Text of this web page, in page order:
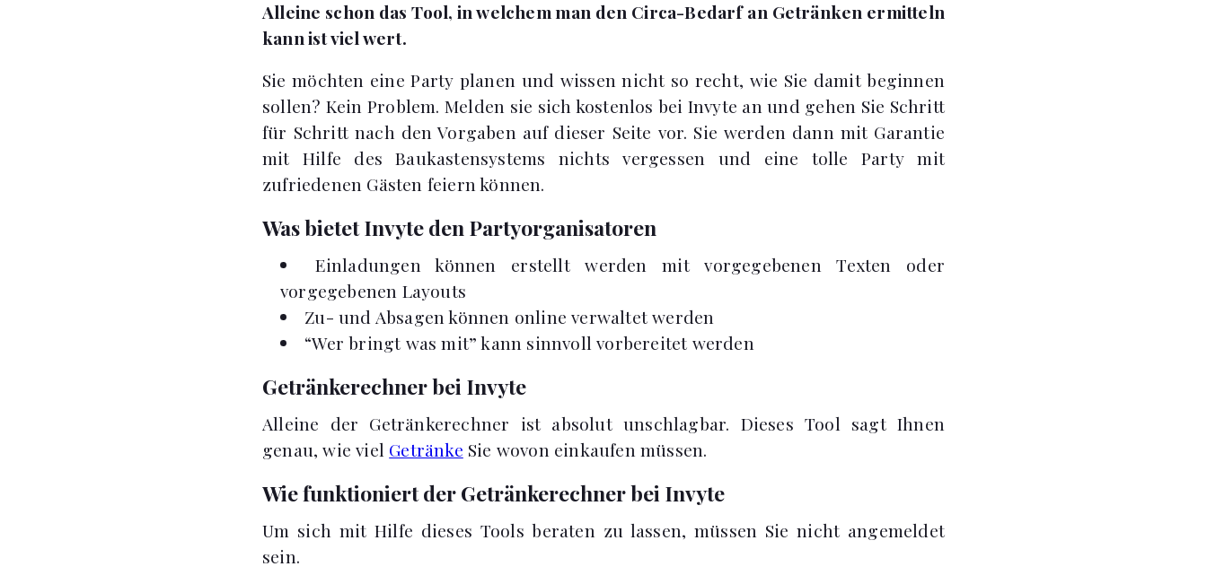
Alleine schon das Tool, in welchem man den Circa-Bedarf an Getränken ermitteln
kann ist viel wert.
Sie möchten eine Party planen und wissen nicht so recht, wie Sie damit beginnen
sollen? Kein Problem. Melden sie sich kostenlos bei Invyte an und gehen Sie Schritt
für Schritt nach den Vorgaben auf dieser Seite vor. Sie werden dann mit Garantie
mit Hilfe des Baukastensystems nichts vergessen und eine tolle Party mit
zufriedenen Gästen feiern können.
Was bietet Invyte den Partyorganisatoren
Einladungen können erstellt werden mit vorgegebenen Texten oder
vorgegebenen Layouts
Zu- und Absagen können online verwaltet werden
“Wer bringt was mit” kann sinnvoll vorbereitet werden
Getränkerechner bei Invyte
Alleine der Getränkerechner ist absolut unschlagbar. Dieses Tool sagt Ihnen
genau, wie viel Getränke Sie wovon einkaufen müssen.
Wie funktioniert der Getränkerechner bei Invyte
Um sich mit Hilfe dieses Tools beraten zu lassen, müssen Sie nicht angemeldet
sein.